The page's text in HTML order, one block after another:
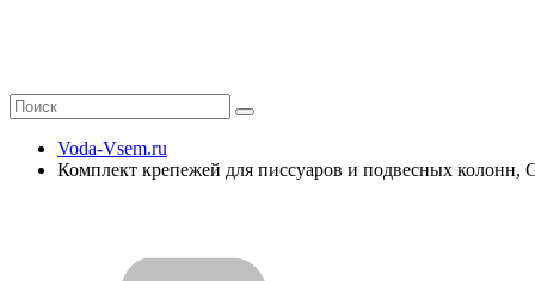
Voda-Vsem.ru
Комплект крепежей для писсуаров и подвесных колонн,